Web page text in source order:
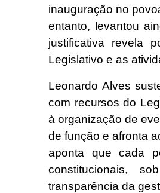
inauguração no
entanto, levantou
justificativa revela
Legislativo e as
Leonardo Alves
com recursos do
à organização de
de função e afronta
aponta que cada
constitucionais,
transparência da